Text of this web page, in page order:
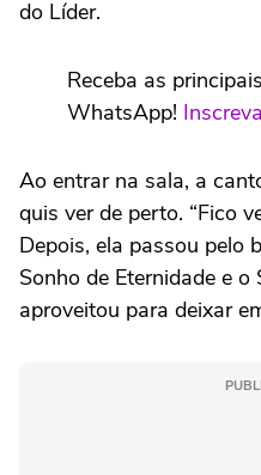
do Líder.
Receba as
WhatsApp!
Ao entrar na sala, a
quis ver de perto. “Fico
Depois, ela passou pelo
Sonho de Eternidade e o
aproveitou para deixar